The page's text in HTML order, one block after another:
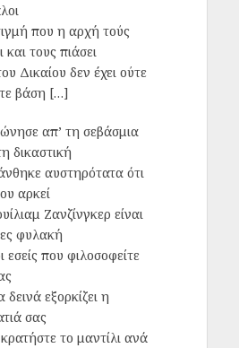
που η αρχή τούς
και τους πιάσει
Δικαίου δεν έχει ούτε
βάση […]
απ’ τη σεβάσμια
δικαστική
αυστηρότατα ότι
αρκεί
Ζανζίνγκερ είναι
φυλακή
που φιλοσοφείτε
δεινά εξορκίζει η
σας
το μαντίλι ανά